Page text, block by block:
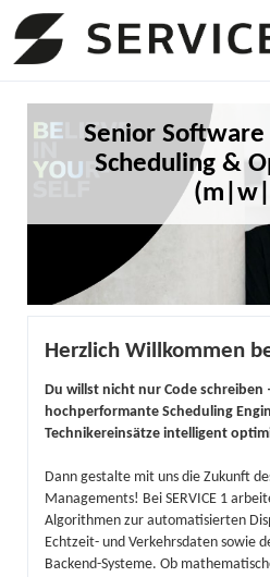
Senior
Scheduling &
Herzlich Willkommen
Du willst nicht nur Code schreiben
hochperformante Scheduling
Technikereinsätze intelligent
Dann gestalte mit uns die Zukunft
Managements! Bei SERVICE 1
Algorithmen zur automatisierten
Echtzeit- und Verkehrsdaten sowie
Backend-Systeme. Ob